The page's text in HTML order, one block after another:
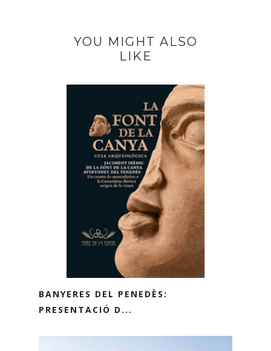
YOU MIGHT ALSO
LIKE
BANYERES DEL PENEDÈS:
PRESENTACIÓ D...